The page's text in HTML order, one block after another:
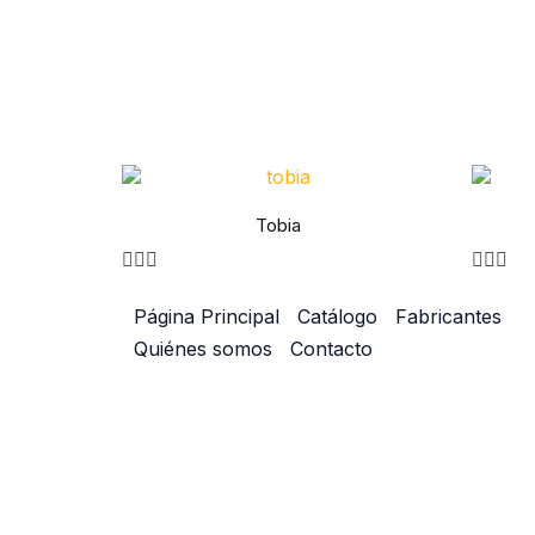
Tobia
Página Principal Catálogo
Fabricantes
Quiénes somos
Contacto